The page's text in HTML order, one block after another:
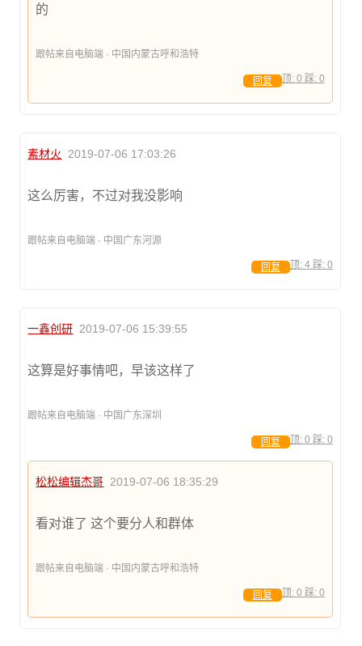
的
跟帖来自电脑端 · 中国内蒙古呼和浩特
顶: 0 踩: 0
回复
素材火 2019-07-06 17:03:26
这么厉害，不过对我没影响
跟帖来自电脑端 · 中国广东河源
顶: 4 踩: 0
回复
一鑫创研 2019-07-06 15:39:55
这算是好事情吧，早该这样了
跟帖来自电脑端 · 中国广东深圳
顶: 0 踩: 0
回复
松松编辑杰哥 2019-07-06 18:35:29
看对谁了 这个要分人和群体
跟帖来自电脑端 · 中国内蒙古呼和浩特
顶: 0 踩: 0
回复